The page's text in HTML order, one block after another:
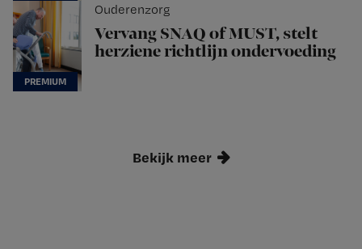
Ouderenzorg
Vervang SNAQ of MUST, stelt
herziene richtlijn ondervoeding
Bekijk meer